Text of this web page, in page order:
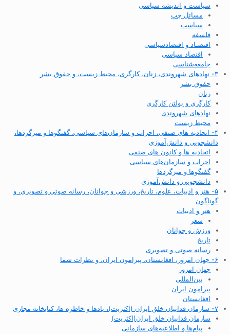
سیاست و اندیشه سیاسی
مسائل چپ
سیاست
فلسفه
اقتصـاد و اقتصاد‌سیاسی
اقتصاد سیاسی
جامعه‌شناسی
۳- نهادهای شهروندی، زنان، کارگری، محیط زیست، و حقوق بشر
حقوق بشر
زنان
کارگری و بولتن کارگری
نهادهای شهروندی
محیط زیست
۴- اتحادیه های صنفی، احزاب و سازمان‌های سیاسی، گفتگوها و میزگردها،
دانشجویی و دانش‌آموزی
اتحادیه ها و کانون های صنفی
احزاب و سازمان‌های سیاسی
گفتگوها و میزگردها
دانشجویی و دانش‌آموزی
۵- هنر و ادبیات، علوم، تاریخ، ورزشی و جوانان، رسانه صوتی و تصویری، و
گوناگون
هنر و ادبیات
شعر
ورزش و جوانان
تاریخ
رسانه صوتی و تصویری
۶- جهان امروز، افغانستان، پیرامون ایران، و نظرات شما
جهان امروز
بین‌المللی
پیرامون ایران
افغانستان
۷- سازمان فداییان خلق ایران (اکثریت)، یادها و خاطره ها، کتابخانه مجازی
سازمان فداییان خلق ایران(اکثریت)
پیام‌ها و اطلاعیه‌های سازمانی